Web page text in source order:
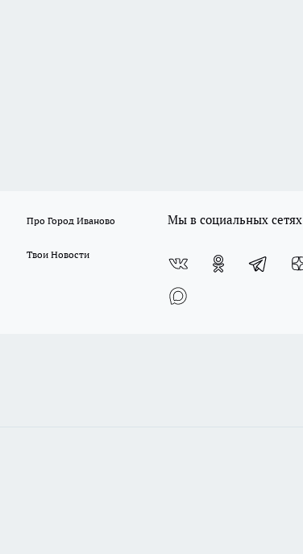
Про Город Иваново
Твои Новости
Мы в социальных сетях